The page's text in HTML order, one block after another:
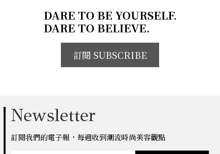
DARE TO BE YOURSELF.
DARE TO BELIEVE.
訂閱 SUBSCRIBE
Newsletter
訂閱我們的電子報，每週收到潮流時尚美容觀點